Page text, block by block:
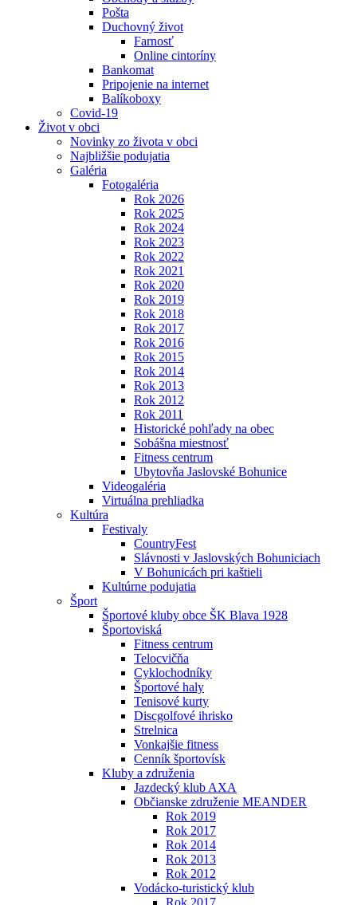
Pošta
Duchovný život
Farnosť
Online cintoríny
Bankomat
Pripojenie na internet
Balíkoboxy
Covid-19
Život v obci
Novinky zo života v obci
Najbližšie podujatia
Galéria
Fotogaléria
Rok 2026
Rok 2025
Rok 2024
Rok 2023
Rok 2022
Rok 2021
Rok 2020
Rok 2019
Rok 2018
Rok 2017
Rok 2016
Rok 2015
Rok 2014
Rok 2013
Rok 2012
Rok 2011
Historické pohľady na obec
Sobášna miestnosť
Fitness centrum
Ubytovňa Jaslovské Bohunice
Videogaléria
Virtuálna prehliadka
Kultúra
Festivaly
CountryFest
Slávnosti v Jaslovských Bohuniciach
V Bohunicách pri kaštieli
Kultúrne podujatia
Šport
Športové kluby obce ŠK Blava 1928
Športoviská
Fitness centrum
Telocvičňa
Cyklochodníky
Športové haly
Tenisové kurty
Discgolfové ihrisko
Strelnica
Vonkajšie fitness
Cenník športovísk
Kluby a združenia
Jazdecký klub AXA
Občianske združenie MEANDER
Rok 2019
Rok 2017
Rok 2014
Rok 2013
Rok 2012
Vodácko-turistický klub
Rok 2017